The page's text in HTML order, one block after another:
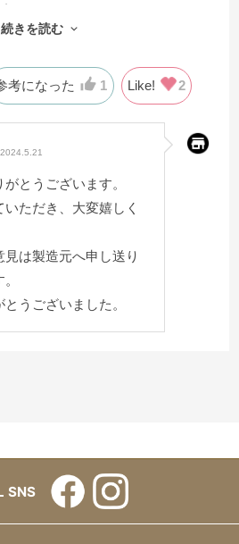
。
イトガード、蚊取り
スがエアウィーヴマットレスなん
ツルツルしていて
動いてしまうのが、難点です。
続きを読む
考になった 1 Like! 2
2024.5.21
とうございます。
ただき、大変嬉しく
は製造元へ申し送り
うございました。
SNS